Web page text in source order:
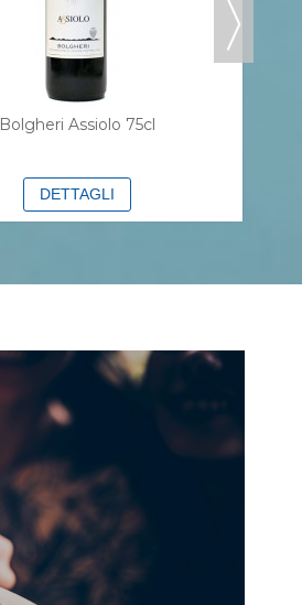
Bolgheri Assiolo 75cl
DETTAGLI